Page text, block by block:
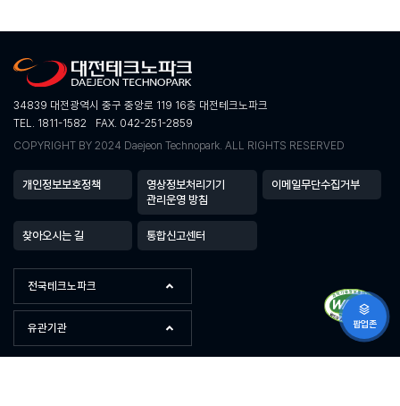
34839 대전광역시 중구 중앙로 119 16층 대전테크노파크
TEL. 1811-1582
FAX. 042-251-2859
COPYRIGHT BY 2024 Daejeon Technopark. ALL RIGHTS RESERVED
전국테크노파크
유관기관
개인정보보호정책
영상정보처리기기
관리운영 방침
이메일무단수집거부
찾아오시는 길 통합신고센터
팝업존